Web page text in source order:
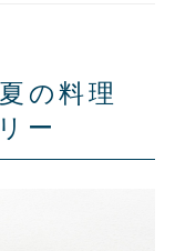
夏の料理
ー